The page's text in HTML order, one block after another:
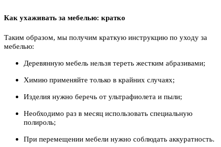
Как ухаживать за мебелью: кратко
Таким образом, мы получим краткую инструкцию по уходу за
мебелью:
Деревянную мебель нельзя тереть жестким абразивами;
Химию применяйте только в крайних случаях;
Изделия нужно беречь от ультрафиолета и пыли;
Необходимо раз в месяц использовать специальную
полироль;
При перемещении мебели нужно соблюдать аккуратность.